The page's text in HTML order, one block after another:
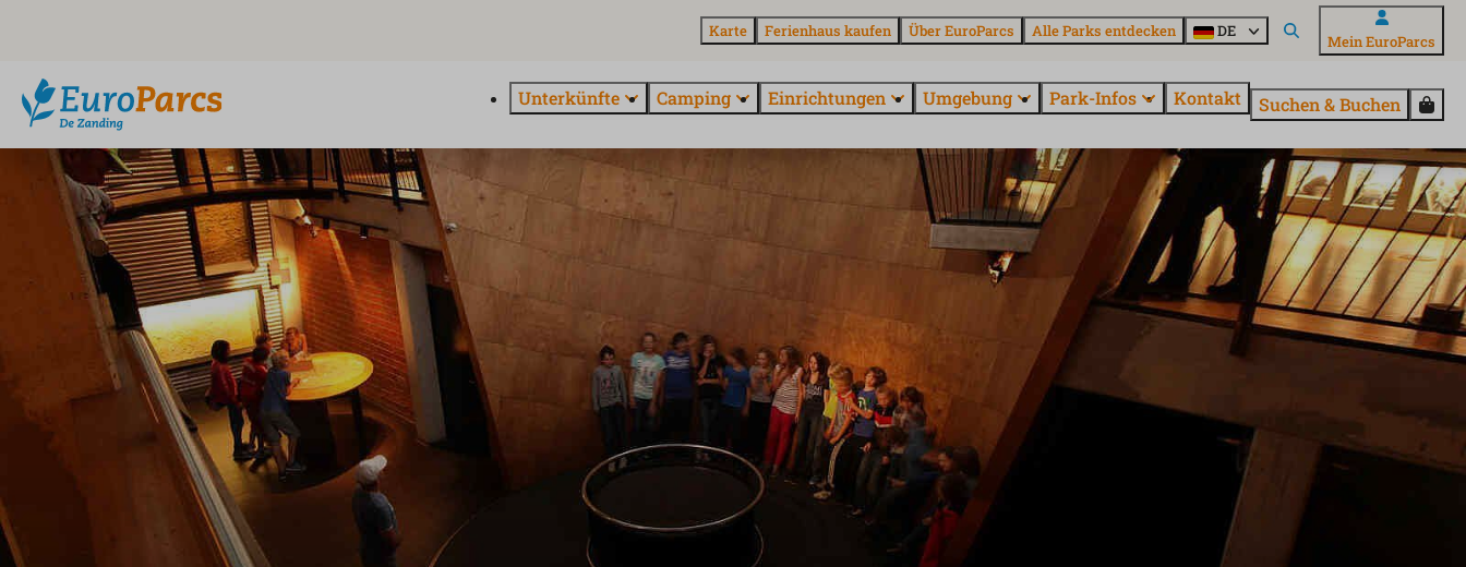
Karte Ferienhaus kaufen Über EuroParcs Alle Parks entdecken DE
Mein EuroParcs
Unterkünfte Camping Einrichtungen Umgebung Park-Infos Kontakt Suchen & Buchen